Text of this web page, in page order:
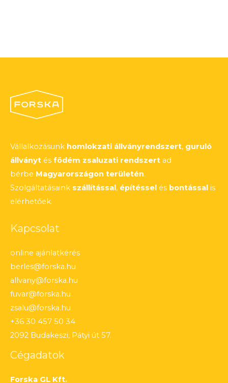
Vállalkozásunk homlokzati állványrendszert, guruló
állványt és födém zsaluzati rendszert ad
bérbe Magyarországon területén.
Szolgáltatásaink szállítással, építéssel és bontással is
elérhetőek.
Kapcsolat
online ajánlatkérés
berles@forska.hu
allvany@forska.hu
fuvar@forska.hu
zsalu@forska.hu
+36 30 457 50 34
2092 Budakeszi, Pátyi út 57.
Cégadatok
Forska GL Kft.